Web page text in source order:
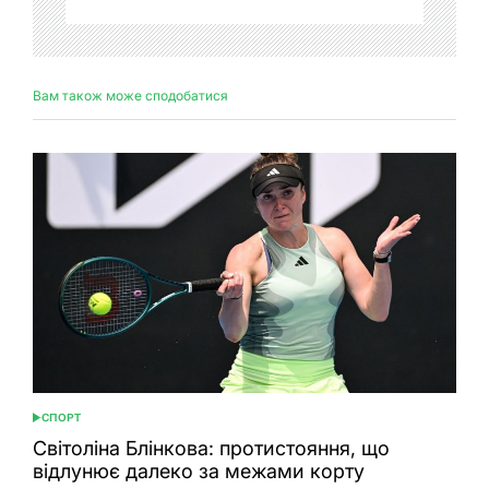
Вам також може сподобатися
ОПУБЛІКУВАТИ
У
СПОРТ
Світоліна Блінкова: протистояння, що
відлунює далеко за межами корту